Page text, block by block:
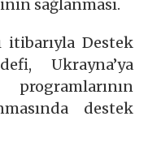
sağlanması.
itibarıyla Destek
Ukrayna’ya
destek